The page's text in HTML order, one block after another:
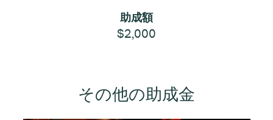
助成額
$2,000
その他の助成金